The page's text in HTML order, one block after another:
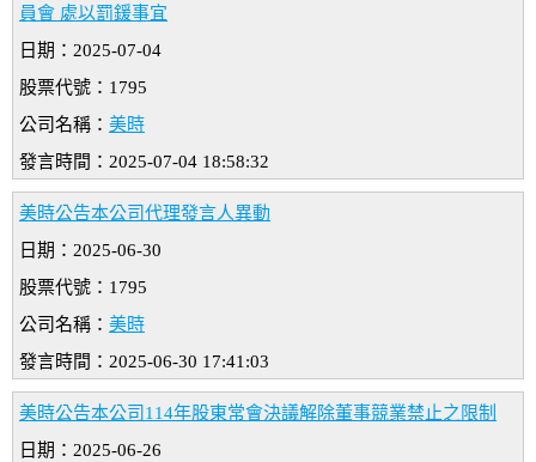
員會 處以罰鍰事宜
日期：2025-07-04
股票代號：1795
公司名稱： 美時
發言時間：2025-07-04 18:58:32
美時公告本公司代理發言人異動
日期：2025-06-30
股票代號：1795
公司名稱： 美時
發言時間：2025-06-30 17:41:03
美時公告本公司114年股東常會決議解除董事競業禁止之限制
日期：2025-06-26